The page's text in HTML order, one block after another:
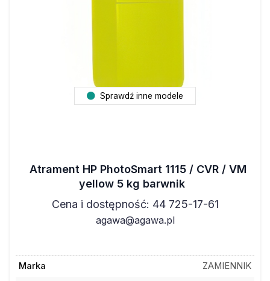
Sprawdź inne modele
Atrament HP PhotoSmart 1115 / CVR / VM
yellow 5 kg barwnik
Cena i dostępność: 44 725-17-61
agawa@agawa.pl
Marka
ZAMIENNIK